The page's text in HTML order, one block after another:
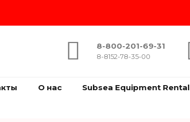
8-800-201-69-31
8-8152-78-35-00
О нас Subsea Equipment Rental